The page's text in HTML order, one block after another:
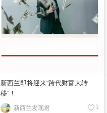
新西兰即将迎来“跨代财富大转
移”！
新西兰发现君 1